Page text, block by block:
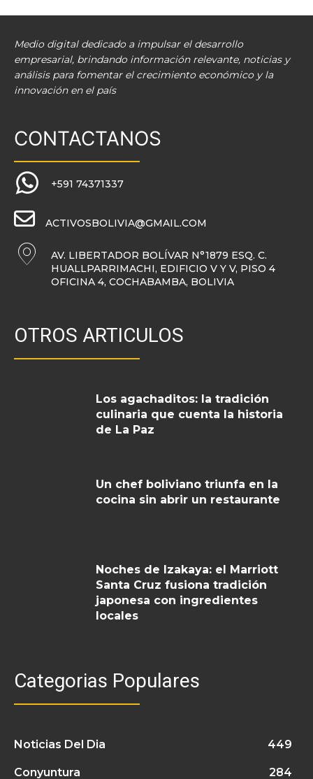
Medio digital dedicado a impulsar el desarrollo
empresarial, brindando información relevante, noticias y
análisis para fomentar el crecimiento económico y la
innovación en el país
CONTACTANOS
+591 74371337
ACTIVOSBOLIVIA@GMAIL.COM
AV. LIBERTADOR BOLÍVAR N°1879 ESQ. C.
HUALLPARRIMACHI, EDIFICIO V Y V, PISO 4
OFICINA 4, COCHABAMBA, BOLIVIA
OTROS ARTICULOS
Los agachaditos: la tradición
culinaria que cuenta la historia
de La Paz
Un chef boliviano triunfa en la
cocina sin abrir un restaurante
Noches de Izakaya: el Marriott
Santa Cruz fusiona tradición
japonesa con ingredientes
locales
Categorias Populares
Noticias Del Dia 449
Conyuntura 284